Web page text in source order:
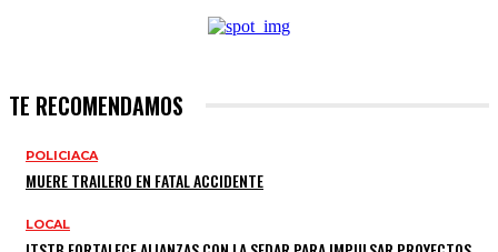
TE RECOMENDAMOS
POLICIACA
MUERE TRAILERO EN FATAL ACCIDENTE
LOCAL